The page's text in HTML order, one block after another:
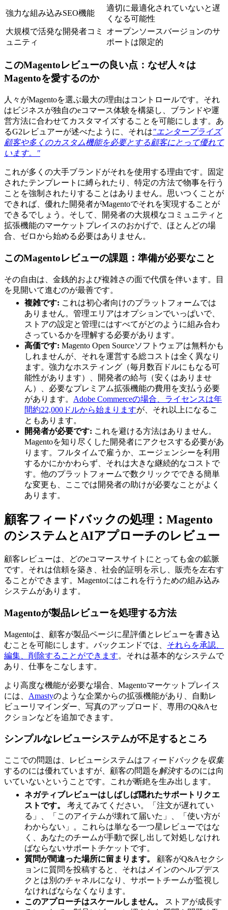
強力な組み込みSEO機能
適切に最適化されていないと遅
くなる可能性
大規模で活発な開発者コミ
ュニティ
オープンソースバージョンのサ
ポートは限定的
このMagentoレビューの良い点：なぜ人々は
Magentoを愛するのか
人々がMagentoを選ぶ最大の理由はコントロールです。それ
はビジネスが独自のeコマース体験を構築し、ブランドや運
営方法に合わせてカスタマイズすることを可能にします。あ
るG2レビュアーが述べたように、それは"エンタープライズ
顧客や多くのカスタム機能を必要とする顧客にとって優れて
います。"
これが多くの大手ブランドがそれを使用する理由です。固定
されたテンプレートに縛られたり、特定の方法で物事を行う
ことを強制されたりすることはありません。思いつくことが
できれば、優れた開発者がMagentoでそれを実現することが
できるでしょう。そして、開発者の大規模なコミュニティと
拡張機能のマーケットプレイスのおかげで、ほとんどの場
合、ゼロから始める必要はありません。
このMagentoレビューの課題：準備が必要なこと
その自由は、金銭的および複雑さの面で代償を伴います。目
を見開いて進むのが最善です。
複雑です: これは初心者向けのプラットフォームでは
ありません。管理エリアはオプションでいっぱいで、
ストアの設定と管理にはすべてがどのように組み合わ
さっているかを理解する必要があります。
高価です: Magento Open Sourceソフトウェアは無料かも
しれませんが、それを運営する総コストは全く異なり
ます。強力なホスティング（毎月数百ドルにもなる可
能性があります）、開発者の給与（安くはありませ
ん）、必要なプレミアム拡張機能の費用を支払う必要
があります。 Adobe Commerceの場合、ライセンスは年
間約22,000ドルから始まりますが、それ以上になるこ
ともあります。
開発者が必要です: これを避ける方法はありません。
Magentoを知り尽くした開発者にアクセスする必要があ
ります。フルタイムで雇うか、エージェンシーを利用
するかにかかわらず、それは大きな継続的なコストで
す。他のプラットフォームで数クリックでできる簡単
な変更も、ここでは開発者の助けが必要なことがよく
あります。
顧客フィードバックの処理：Magento
のシステムとAIアプローチのレビュー
顧客レビューは、どのeコマースサイトにとっても金の鉱脈
です。それは信頼を築き、社会的証明を示し、販売を左右す
ることができます。Magentoにはこれを行うための組み込み
システムがあります。
Magentoが製品レビューを処理する方法
Magentoは、顧客が製品ページに星評価とレビューを書き込
むことを可能にします。バックエンドでは、 それらを承認、
編集、削除することができます。それは基本的なシステムで
あり、仕事をこなします。
より高度な機能が必要な場合、Magentoマーケットプレイス
には、 Amastyのような企業からの拡張機能があり、自動レ
ビューリマインダー、写真のアップロード、専用のQ&Aセ
クションなどを追加できます。
シンプルなレビューシステムが不足するところ
ここでの問題は、レビューシステムはフィードバックを収集
するのには優れていますが、顧客の問題を解決するのには向
いていないということです。これが断絶を生み出します。
ネガティブレビューはしばしば隠れたサポートリクエ
ストです。
考えてみてください。「注文が遅れてい
る」、「このアイテムが壊れて届いた」、「使い方が
わからない」。これらは単なる一つ星レビューではな
く、あなたのチームが手動で探し出して対処しなけれ
ばならないサポートチケットです。
質問が間違った場所に留まります。
顧客がQ&Aセクシ
ョンに質問を投稿すると、それはメインのヘルプデス
クとは別のチャネルになり、サポートチームが監視し
なければならなくなります。
このアプローチはスケールしません。
ストアが成長す